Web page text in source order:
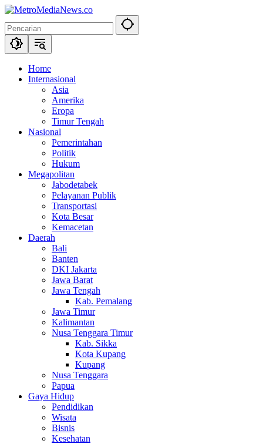
Langsung
konten
Home
Internasional
Asia
Amerika
Eropa
Timur Tengah
Nasional
Pemerintahan
Politik
Hukum
Megapolitan
Jabodetabek
Pelayanan Publik
Transportasi
Kota Besar
Kemacetan
Daerah
Bali
Banten
DKI Jakarta
Jawa Barat
Jawa Tengah
Kab. Pemalang
Jawa Timur
Kalimantan
Nusa Tenggara Timur
Kab. Sikka
Kota Kupang
Kupang
Nusa Tenggara
Papua
Gaya Hidup
Pendidikan
Wisata
Bisnis
Kesehatan